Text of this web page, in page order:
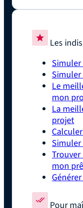
Les
Le
mon
La
projet
mon
Pour